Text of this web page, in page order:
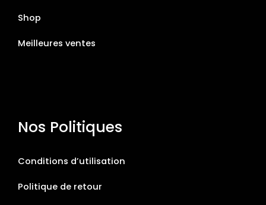
Shop
Meilleures ventes
Nos Politiques
Conditions d’utilisation
Politique de retour